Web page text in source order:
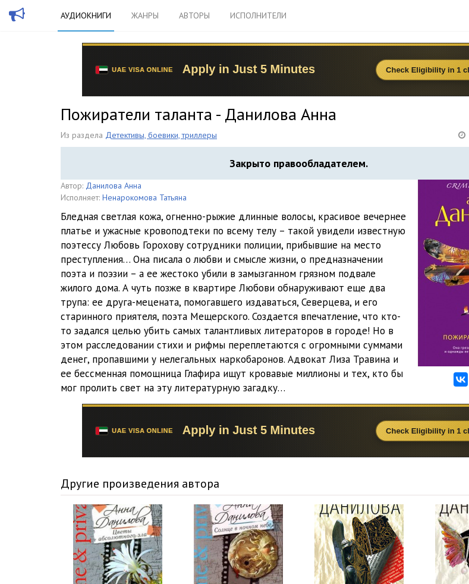
АУДИОКНИГИ ЖАНРЫ АВТОРЫ ИСПОЛНИТЕЛИ
Пожиратели таланта - Данилова Анна
Из раздела Детективы, боевики, триллеры
Закрыто правообладателем.
Автор: Данилова Анна
Исполняет: Ненарокомова Татьяна
Бледная светлая кожа, огненно-рыжие длинные волосы, красивое вечернее
платье и ужасные кровоподтеки по всему телу – такой увидели известную
поэтессу Любовь Горохову сотрудники полиции, прибывшие на место
преступления… Она писала о любви и смысле жизни, о предназначении
поэта и поэзии – а ее жестоко убили в замызганном грязном подвале
жилого дома. А чуть позже в квартире Любови обнаруживают еще два
трупа: ее друга-мецената, помогавшего издаваться, Северцева, и его
старинного приятеля, поэта Мещерского. Создается впечатление, что кто-
то задался целью убить самых талантливых литераторов в городе! Но в
этом расследовании стихи и рифмы переплетаются с огромными суммами
денег, пропавшими у нелегальных наркобаронов. Адвокат Лиза Травина и
ее бессменная помощница Глафира ищут кровавые миллионы и тех, кто бы
мог пролить свет на эту литературную загадку…
Другие произведения автора